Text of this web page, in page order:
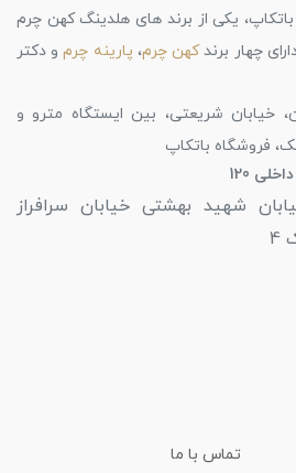
باتکاپ، یکی از برند های هلدینگ کهن چرم
چهار برندکهن چرم، پارینه چرمو دکتر
خیابان شریعتی، بین ایستگاه مترو و
فروشگاه باتکاپ
شهید بهشتی خیابان سرافراز
تماس با ما